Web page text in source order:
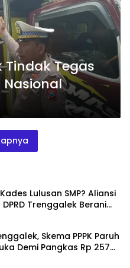
Tindak Tegas
Nasional
Lulusan SMP? Aliansi
DPRD Trenggalek Berani
Policy!
Skema PPPK Paruh
Demi Pangkas Rp 257